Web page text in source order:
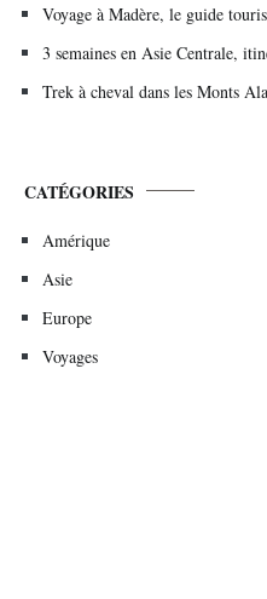
Voyage à Madère, le guide
3 semaines en Asie Centrale,
Trek à cheval dans les Monts
CATÉGORIES
Amérique
Asie
Europe
Voyages